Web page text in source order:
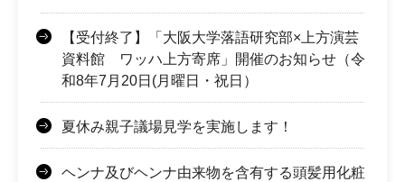
【受付終了】「大阪大学落語研究部×上方演芸
資料館 ワッハ上方寄席」開催のお知らせ（令
和8年7月20日(月曜日・祝日）
夏休み親子議場見学を実施します！
ヘンナ及びヘンナ由来物を含有する頭髪用化粧